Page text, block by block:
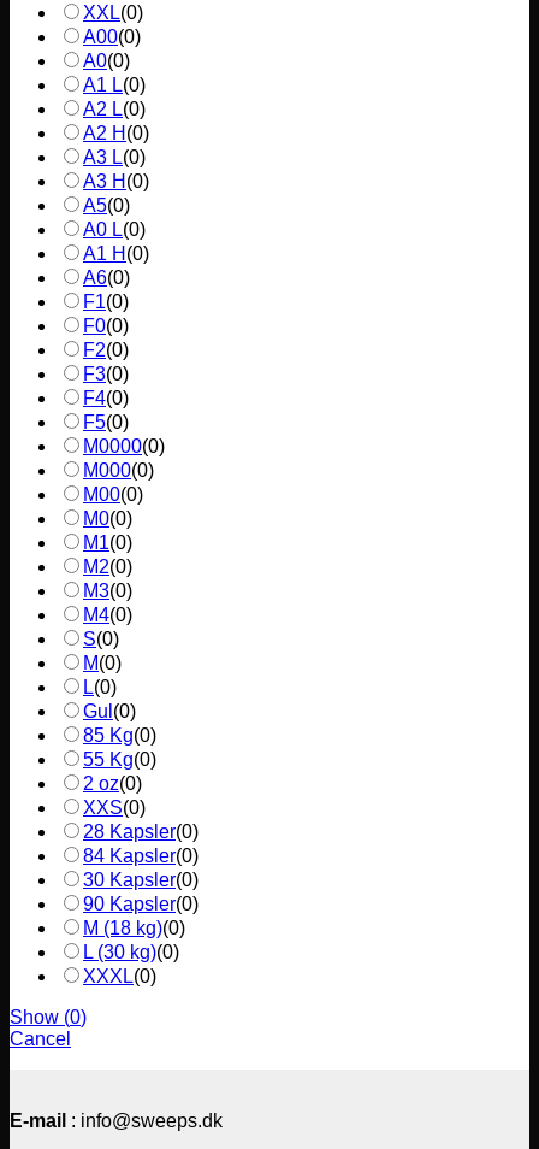
XXL(0)
A00(0)
A0(0)
A1 L(0)
A2 L(0)
A2 H (0)
A3 L(0)
A3 H (0)
A5(0)
A0 L(0)
A1 H (0)
A6(0)
F1(0)
F0(0)
F2(0)
F3(0)
F4(0)
F5(0)
M0000(0)
M000(0)
M00(0)
M0(0)
M1(0)
M2(0)
M3(0)
M4(0)
S(0)
M(0)
L(0)
Gul (0)
85 Kg(0)
55 Kg(0)
2 oz(0)
XXS(0)
28 Kapsler(0)
84 Kapsler(0)
30 Kapsler(0)
90 Kapsler(0)
M (18 kg)(0)
L (30 kg)(0)
XXXL(0)
Show (0)
Cancel
E-mail : info@sweeps.dk